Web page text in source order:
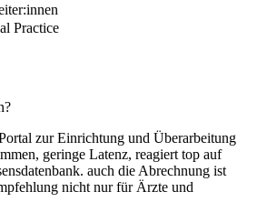
Practice
zur Einrichtung und Überarbeitung
geringe Latenz, reagiert top auf
auch die Abrechnung ist
nicht nur für Ärzte und